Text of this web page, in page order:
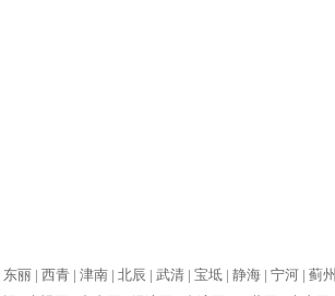
东丽 |西青 |津南 |北辰 |武清 |宝坻 |静海 |宁河 |蓟州